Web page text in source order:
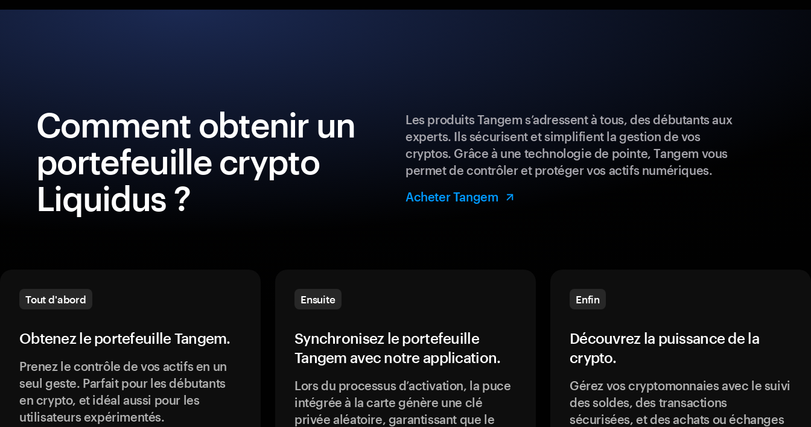
Comment obtenir un
portefeuille crypto
Liquidus ?
Les produits Tangem s’adressent à tous, des débutants aux
experts. Ils sécurisent et simplifient la gestion de vos
cryptos. Grâce à une technologie de pointe, Tangem vous
permet de contrôler et protéger vos actifs numériques.
Acheter Tangem
Tout d'abord
Obtenez le portefeuille Tangem.
Prenez le contrôle de vos actifs en un
seul geste. Parfait pour les débutants
en crypto, et idéal aussi pour les
utilisateurs expérimentés.
Ensuite
Synchronisez le portefeuille
Tangem avec notre application.
Lors du processus d’activation, la puce
intégrée à la carte génère une clé
privée aléatoire, garantissant que le
Enfin
Découvrez la puissance de la
crypto.
Gérez vos cryptomonnaies avec le suivi
des soldes, des transactions
sécurisées, et des achats ou échanges